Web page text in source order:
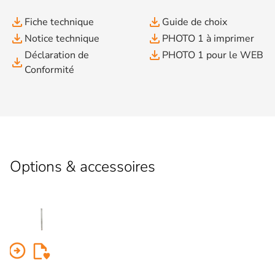
file_download Fiche technique
file_download Notice technique
file_download Déclaration de
Conformité
file_download Guide de choix
file_download PHOTO 1 à imprimer
file_download PHOTO 1 pour le WEB
Options & accessoires
arrow_circle_right